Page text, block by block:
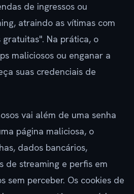
de ingressos ou
atraindo as vítimas com
Na prática, o
maliciosos ou enganar a
suas credenciais de
vai além de uma senha
página maliciosa, o
dados bancários,
de streaming e perfis em
sem perceber. Os cookies de